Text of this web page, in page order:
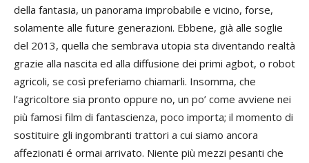
della fantasia, un panorama improbabile e vicino, forse,
solamente alle future generazioni. Ebbene, già alle soglie
del 2013, quella che sembrava utopia sta diventando realtà
grazie alla nascita ed alla diffusione dei primi agbot, o robot
agricoli, se così preferiamo chiamarli. Insomma, che
l’agricoltore sia pronto oppure no, un po’ come avviene nei
più famosi film di fantascienza, poco importa; il momento di
sostituire gli ingombranti trattori a cui siamo ancora
affezionati é ormai arrivato. Niente più mezzi pesanti che